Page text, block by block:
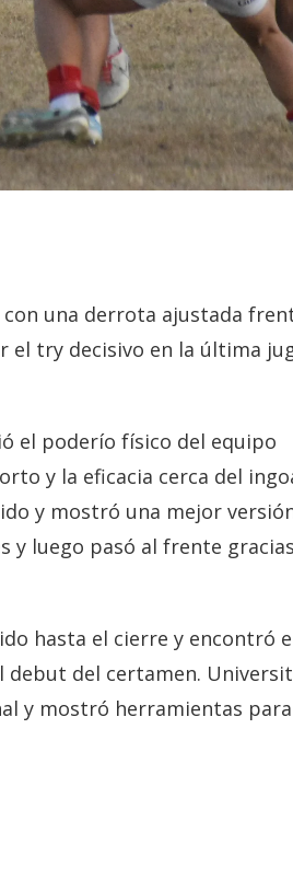
una derrota ajustada
el try decisivo en la última
el poderío físico del equipo
y la eficacia cerca del
y mostró una mejor
y luego pasó al frente
hasta el cierre y encontró
del certamen.
y mostró herramientas